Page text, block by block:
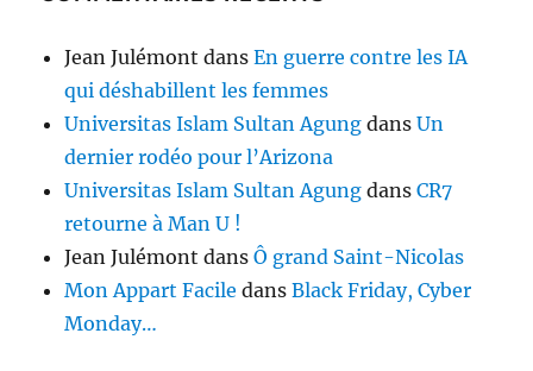
Jean Julémont dansEn guerre contre les IA
qui déshabillent les femmes
Universitas Islam Sultan Agung dansUn
dernier rodéo pour l’Arizona
Universitas Islam Sultan Agung dansCR7
retourne à Man U !
Jean Julémont dansÔ grand Saint-Nicolas
Mon Appart Facile dansBlack Friday, Cyber
Monday…